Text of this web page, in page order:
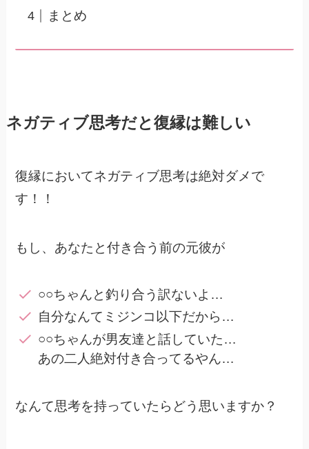
まとめ
ネガティブ思考だと復縁は難しい
復縁においてネガティブ思考は絶対ダメで
す！！
もし、あなたと付き合う前の元彼が
○○ちゃんと釣り合う訳ないよ…
自分なんてミジンコ以下だから…
○○ちゃんが男友達と話していた…
あの二人絶対付き合ってるやん…
なんて思考を持っていたらどう思いますか？